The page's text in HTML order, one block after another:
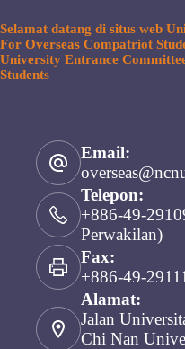
Selamat datang di situs web
For Overseas Compatriot
University Entrance
Students
Email:
Telepon:
+886-49-
Perwakilan)
Fax:
+886-49-
Alamat:
Jalan
Chi Nan